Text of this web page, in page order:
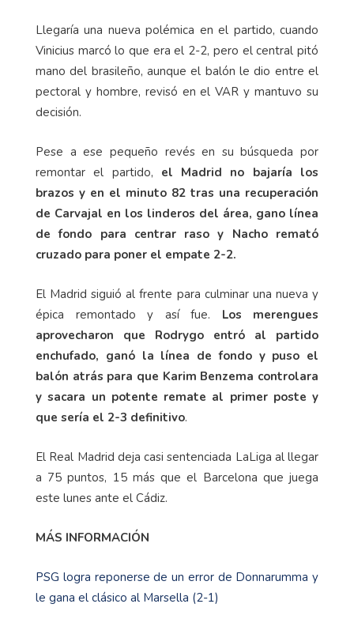
Llegaría una nueva polémica en el partido, cuando
Vinicius marcó lo que era el 2-2, pero el central pitó
mano del brasileño, aunque el balón le dio entre el
pectoral y hombre, revisó en el VAR y mantuvo su
decisión.
Pese a ese pequeño revés en su búsqueda por
remontar el partido, el Madrid no bajaría los
brazos y en el minuto 82 tras una recuperación
de Carvajal en los linderos del área, gano línea
de fondo para centrar raso y Nacho remató
cruzado para poner el empate 2-2.
El Madrid siguió al frente para culminar una nueva y
épica remontado y así fue. Los merengues
aprovecharon que Rodrygo entró al partido
enchufado, ganó la línea de fondo y puso el
balón atrás para que Karim Benzema controlara
y sacara un potente remate al primer poste y
que sería el 2-3 definitivo.
El Real Madrid deja casi sentenciada LaLiga al llegar
a 75 puntos, 15 más que el Barcelona que juega
este lunes ante el Cádiz.
MÁS INFORMACIÓN
PSG logra reponerse de un error de Donnarumma y
le gana el clásico al Marsella (2-1)